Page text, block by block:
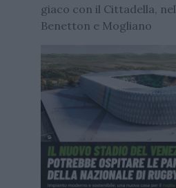
giaco con il Cittadella,
Benetton e Mogliano